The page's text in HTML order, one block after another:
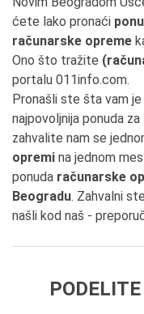
ćete lako pronaći
računarske opreme
Ono što tražite
portalu 011info.com.
Pronašli ste šta vam
najpovoljnija ponuda za
zahvalite nam se
opremi na jednom
ponuda računarske
Beogradu. Zahvalni
našli kod naš -